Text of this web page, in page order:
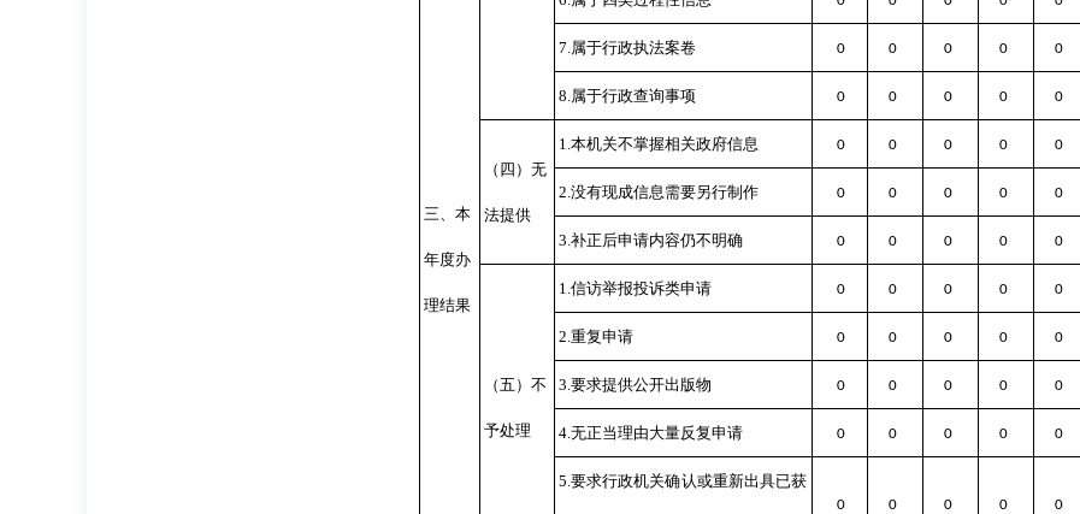
三、本
年度办
理结果
7.属于行政执法案卷 0 0 0 0 0
8.属于行政查询事项 0 0 0 0 0
（四）无
法提供
1.本机关不掌握相关政府信息 0 0 0 0 0
2.没有现成信息需要另行制作 0 0 0 0 0
3.补正后申请内容仍不明确 0 0 0 0 0
（五）不
予处理
1.信访举报投诉类申请 0 0 0 0 0
2.重复申请 0 0 0 0 0
3.要求提供公开出版物 0 0 0 0 0
4.无正当理由大量反复申请 0 0 0 0 0
5.要求行政机关确认或重新出具已获
0 0 0 0 0